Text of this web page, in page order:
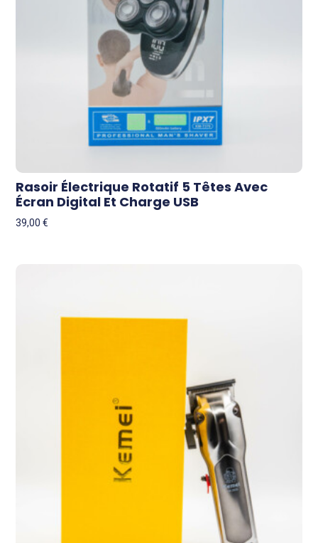
Rasoir Électrique Rotatif 5 Têtes Avec
Écran Digital Et Charge USB
39,00€